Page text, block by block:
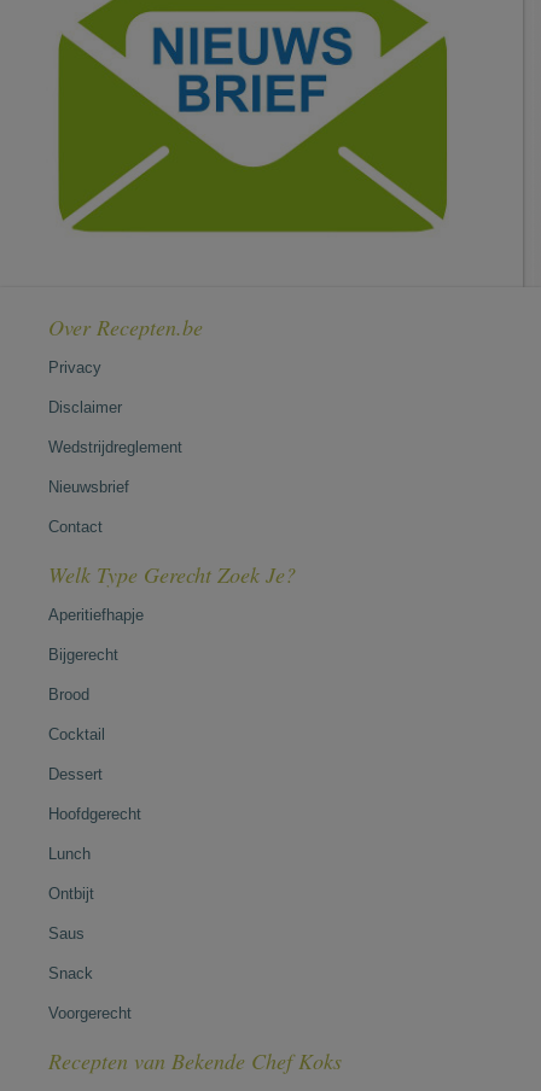
Over Recepten.be
Privacy
Disclaimer
Wedstrijdreglement
Nieuwsbrief
Contact
Welk Type Gerecht Zoek Je?
Aperitiefhapje
Bijgerecht
Brood
Cocktail
Dessert
Hoofdgerecht
Lunch
Ontbijt
Saus
Snack
Voorgerecht
Recepten van Bekende Chef Koks